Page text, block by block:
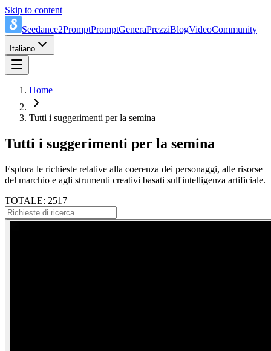
Skip to content
Seedance2PromptPromptGeneraPrezziBlogVideoCommunity
Italiano
Home
Tutti i suggerimenti per la semina
Tutti i suggerimenti per la semina
Esplora le richieste relative alla coerenza dei personaggi, alle risorse
del marchio e agli strumenti creativi basati sull'intelligenza artificiale.
TOTALE: 2517